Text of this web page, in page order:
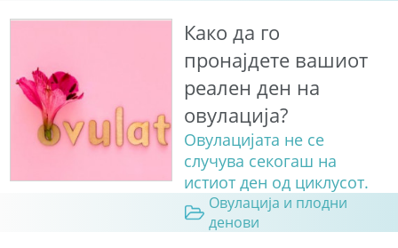
Како да го
пронајдете вашиот
реален ден на
овулација?
Овулацијата не се
случува секогаш на
истиот ден од циклусот.
Овулација и плодни
денови